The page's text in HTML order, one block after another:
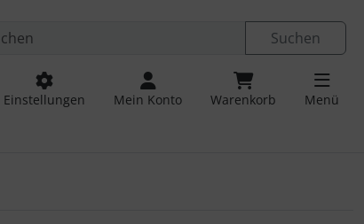
Suchen
Einstellungen Mein Konto Warenkorb Menü